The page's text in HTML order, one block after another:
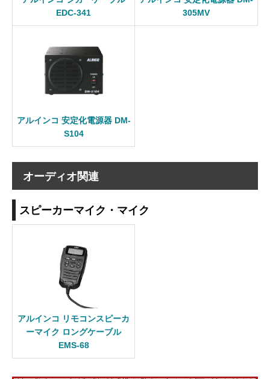
EDC-341
305MV
アルインコ 安定化電源器 DM-
S104
オーディオ関連
スピーカーマイク・マイク
アルインコ リモコンスピーカ
ーマイク ロングケーブル
EMS-68